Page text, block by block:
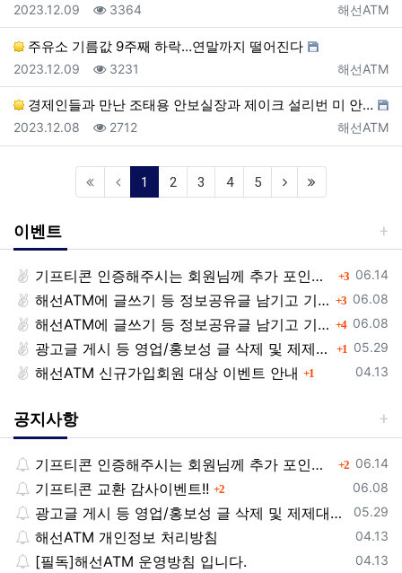
등록자
해선ATM
등록일
2023.12.09 조회
3364
주유소 기름값 9주째 하락…연말까지 떨어진다
등록자
해선ATM
등록일
2023.12.09 조회
3231
경제인들과 만난 조태용 안보실장과 제이크 설리번 미 안…
등록자
해선ATM
등록일
2023.12.08 조회
2712
1 (current)
2 3 4 5
이벤트
등록일
06.14
기프티콘 인증해주시는 회원님께 추가 포인트 쏩니다!! 3댓글
등록일
06.08
해선ATM에 글쓰기 등 정보공유글 남기고 기프티콘 받자! 3댓글
등록일
06.08
해선ATM에 글쓰기 등 정보공유글 남기고 기프티콘 받자! 4댓글
등록일
05.29
광고글 게시 등 영업/홍보성 글 삭제 및 제제대상입니다. 1댓글
등록일
04.13
해선ATM 신규가입회원 대상 이벤트 안내 1
공지사항
등록일
06.14
기프티콘 인증해주시는 회원님께 추가 포인트 쏩니다!! 2댓글
등록일
06.08
기프티콘 교환 감사이벤트!! 2댓글
등록일
05.29
광고글 게시 등 영업/홍보성 글 삭제 및 제제대상입니다.
등록일
04.13
해선ATM 개인정보 처리방침
등록일
04.13
[필독]해선ATM 운영방침 입니다.